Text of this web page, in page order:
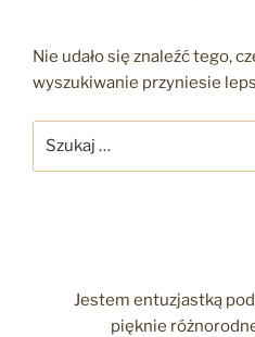
Nie udało się znaleźć tego,
wyszukiwanie przyniesie
Jestem entuzjastką
pięknie